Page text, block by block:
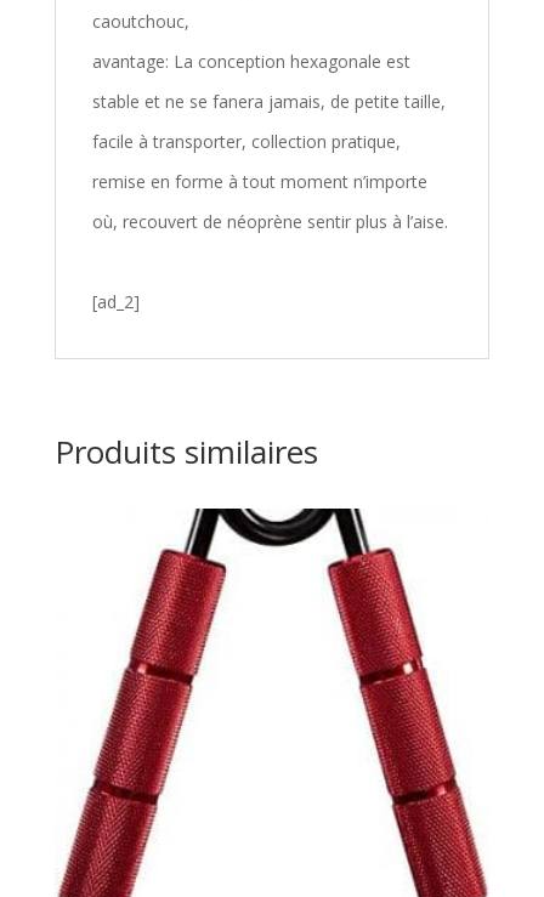
caoutchouc,
avantage: La conception hexagonale est
stable et ne se fanera jamais, de petite taille,
facile à transporter, collection pratique,
remise en forme à tout moment n’importe
où, recouvert de néoprène sentir plus à l’aise.
[ad_2]
Produits similaires